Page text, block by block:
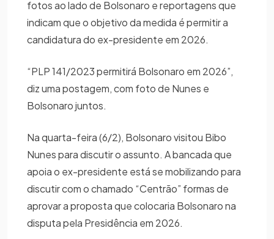
fotos ao lado de Bolsonaro e reportagens que
indicam que o objetivo da medida é permitir a
candidatura do ex-presidente em 2026.
“PLP 141/2023 permitirá Bolsonaro em 2026”,
diz uma postagem, com foto de Nunes e
Bolsonaro juntos.
Na quarta-feira (6/2), Bolsonaro visitou Bibo
Nunes para discutir o assunto. A bancada que
apoia o ex-presidente está se mobilizando para
discutir com o chamado “Centrão” formas de
aprovar a proposta que colocaria Bolsonaro na
disputa pela Presidência em 2026.